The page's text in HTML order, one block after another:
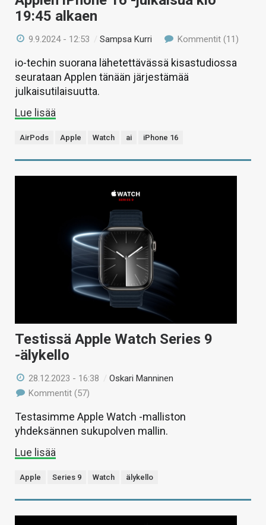
19:45 alkaen
9.9.2024 - 12:53 /Sampsa Kurri Kommentit (11)
io-techin suorana lähetettävässä kisastudiossa
seurataan Applen tänään järjestämää
julkaisutilaisuutta.
Lue lisää
AirPods Apple Watch ai iPhone 16
Testissä Apple Watch Series 9
-älykello
28.12.2023 - 16:38 /Oskari Manninen
Kommentit (57)
Testasimme Apple Watch -malliston
yhdeksännen sukupolven mallin.
Lue lisää
Apple Series 9 Watch älykello